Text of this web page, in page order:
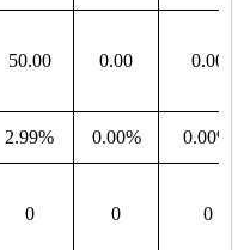
50.00 0.00 0.00
2.99% 0.00% 0.00%
0 0 0